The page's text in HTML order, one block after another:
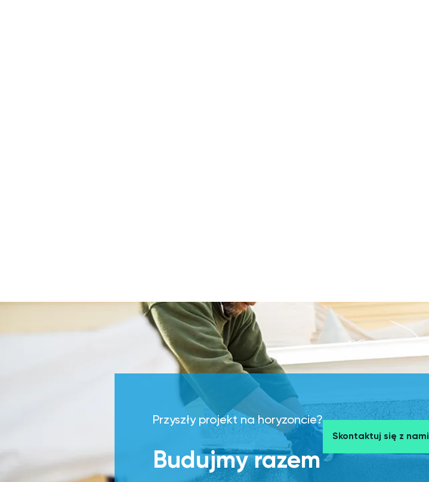
Przyszły projekt na horyzoncie?
Budujmy razem
Skontaktuj się z nami